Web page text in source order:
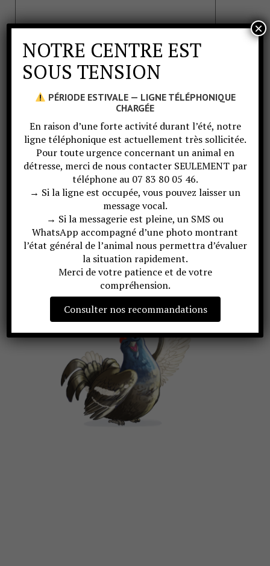
Prendre des nouvelles d’un animal
Contactez-nous à l’adresse nouvelles.tetras@gmail.com
en mentionnant dans l’objet du mail, son numéro
d’identification, son espèce et sa date d’arrivée.
Notez que pour des raisons de temps, nous ne répondons
une seule foisà une demande de nouvelles de la part de
toute personne
qui nous amène un animal
Nous vous remercions pour votre compréhension
concernant notre délai de réponse, les soins des animaux
passent en priorité.
NOTRE CENTRE EST
SOUS TENSION
PÉRIODE ESTIVALE — LIGNE TÉLÉPHONIQUE
CHARGÉE
En raison d’une forte activité durant l’été, notre
ligne téléphonique est actuellement très sollicitée.
Pour toute urgence concernant un animal en
détresse, merci de nous contacter SEULEMENT par
téléphone au 07 83 80 05 46.
→ Si la ligne est occupée, vous pouvez laisser un
message vocal.
→ Si la messagerie est pleine, un SMS ou
WhatsApp accompagné d’une photo montrant
l’état général de l’animal nous permettra d’évaluer
la situation rapidement.
Merci de votre patience et de votre
compréhension.
Consulter nos recommandations
×